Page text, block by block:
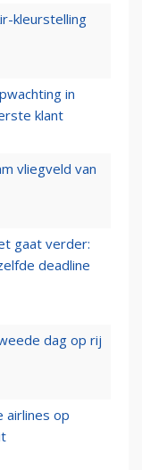
kleurstelling
in
klant
vliegveld van
gaat verder:
deadline
dag op rij
airlines op